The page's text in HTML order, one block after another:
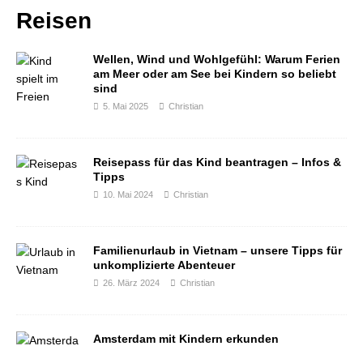
Reisen
Wellen, Wind und Wohlgefühl: Warum Ferien
am Meer oder am See bei Kindern so beliebt
sind
5. Mai 2025 Christian
Reisepass für das Kind beantragen – Infos &
Tipps
10. Mai 2024 Christian
Familienurlaub in Vietnam – unsere Tipps für
unkomplizierte Abenteuer
26. März 2024 Christian
Amsterdam mit Kindern erkunden